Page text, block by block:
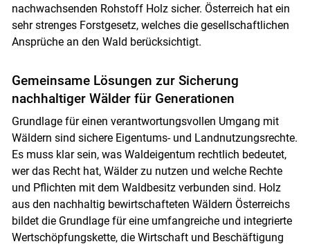
nachwachsenden Rohstoff Holz sicher. Österreich hat ein
sehr strenges Forstgesetz, welches die gesellschaftlichen
Ansprüche an den Wald berücksichtigt.
Gemeinsame Lösungen zur Sicherung
nachhaltiger Wälder für Generationen
Grundlage für einen verantwortungsvollen Umgang mit
Wäldern sind sichere Eigentums- und Landnutzungsrechte.
Es muss klar sein, was Waldeigentum rechtlich bedeutet,
wer das Recht hat, Wälder zu nutzen und welche Rechte
und Pflichten mit dem Waldbesitz verbunden sind. Holz
aus den nachhaltig bewirtschafteten Wäldern Österreichs
bildet die Grundlage für eine umfangreiche und integrierte
Wertschöpfungskette, die Wirtschaft und Beschäftigung